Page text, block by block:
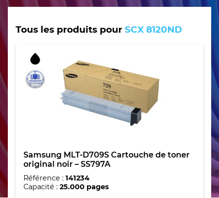
Tous les produits pour SCX 8120ND
Samsung MLT-D709S Cartouche de toner
original noir – SS797A
Référence : 141234
Capacité : 25.000 pages